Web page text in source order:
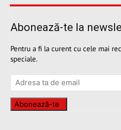
Abonează-te la
Pentru a fi la curent cu cele mai
speciale.
Abonează-te